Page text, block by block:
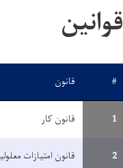
قوانین
# قانون
1 قانون کار
2 قانون امتیازات